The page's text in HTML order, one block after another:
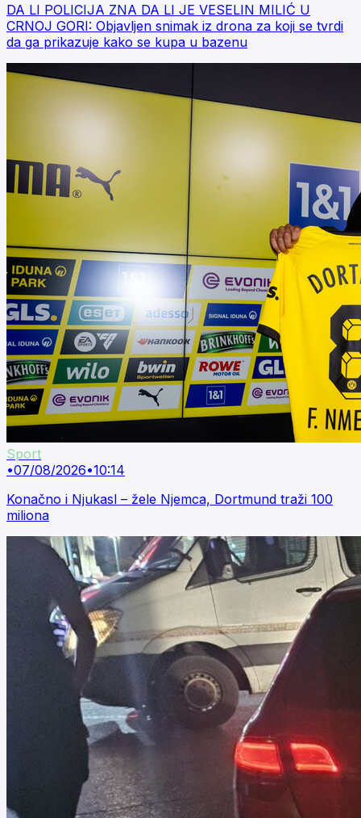
DA LI POLICIJA ZNA DA LI JE VESELIN MILIĆ U
CRNOJ GORI: Objavljen snimak iz drona za koji se tvrdi
da ga prikazuje kako se kupa u bazenu
Sport
•07/08/2026•10:14
Konačno i Njukasl – žele Njemca, Dortmund traži 100
miliona